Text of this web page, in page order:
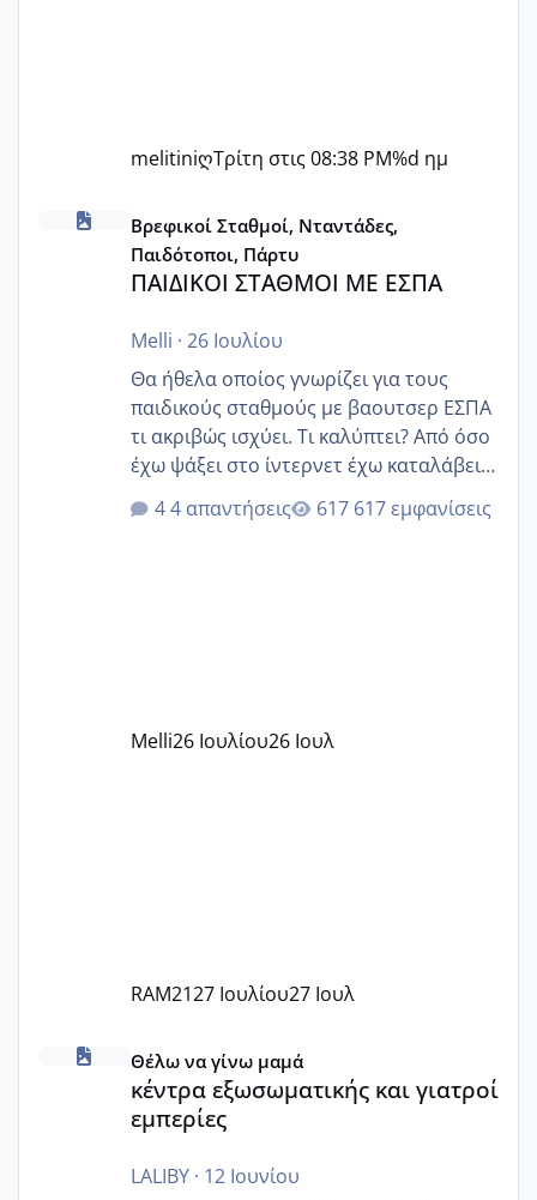
melitiniღΤρίτη στις 08:38 PM%d ημ
ΠΑΙΔΙΚΟΙ ΣΤΑΘΜΟΙ ΜΕ ΕΣΠΑ
Βρεφικοί Σταθμοί, Νταντάδες,
Παιδότοποι, Πάρτυ
ΠΑΙΔΙΚΟΙ ΣΤΑΘΜΟΙ ΜΕ ΕΣΠΑ
Melli · 26 Ιουλίου
Θα ήθελα οποίος γνωρίζει για τους
παιδικούς σταθμούς με βαουτσερ ΕΣΠΑ
τι ακριβώς ισχύει. Τι καλύπτει? Από όσο
έχω ψάξει στο ίντερνετ έχω καταλάβει
ότι το βαουτσερ καλύπτει όλα τα
δίδακτρα και τα τροφεια του ιδιωτικού
Εγώ πήγα σε έναν ιδιωτικό παιδικό στ
4 απαντήσεις 617 εμφανίσεις
Melli26 Ιουλίου26 Ιουλ
RAM2127 Ιουλίου27 Ιουλ
κέντρα εξωσωματικής και γιατροί εμπερίες
Θέλω να γίνω μαμά
κέντρα εξωσωματικής και γιατροί
εμπερίες
LALIBY· 12 Ιουνίου